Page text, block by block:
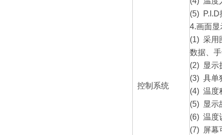
控制系统
(5) P.I.D
4.画面显
(1) 采用
数据、
(2) 显示
(3) 具单
(4) 温度
(5) 显示
(6) 温度
(7) 屏幕